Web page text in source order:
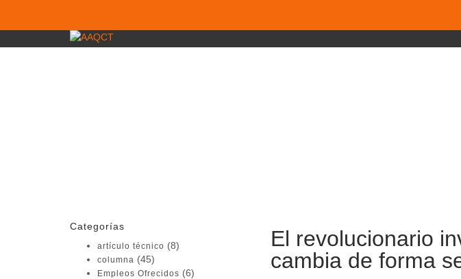
El revolucionario
cambia de forma
Categorías
artículo técnico (8)
columna (45)
Empleos Ofrecidos (6)